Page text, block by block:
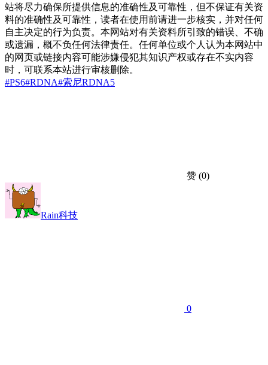
站将尽力确保所提供信息的准确性及可靠性，但不保证有关资
料的准确性及可靠性，读者在使用前请进一步核实，并对任何
自主决定的行为负责。本网站对有关资料所引致的错误、不确
或遗漏，概不负任何法律责任。任何单位或个人认为本网站中
的网页或链接内容可能涉嫌侵犯其知识产权或存在不实内容
时，可联系本站进行审核删除。
#PS6#RDNA#索尼RDNA5
赞 (0)
Rain科技
0